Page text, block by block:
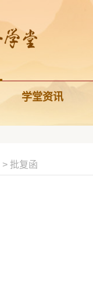
学堂资讯
> 批复函